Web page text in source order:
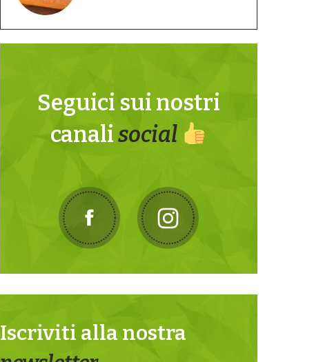
Seguici sui nostri
canalisocial
Iscriviti alla nostra